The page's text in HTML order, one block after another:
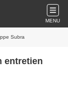
MENU
Subra
entretien